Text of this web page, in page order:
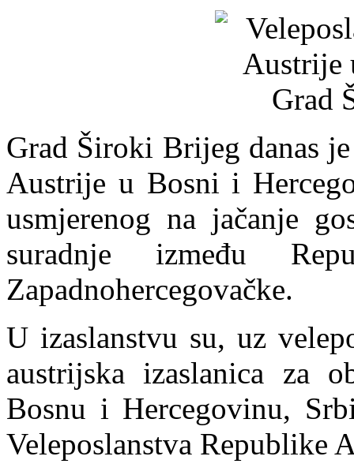
Grad Široki Brijeg danas
Austrije u Bosni i
usmjerenog na jačanje
suradnje između
Zapadnohercegovačke.
U izaslanstvu su, uz
austrijska izaslanica za
Bosnu i Hercegovinu,
Veleposlanstva Republike